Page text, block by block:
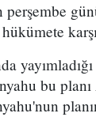
hükümete
bu